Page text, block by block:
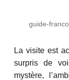
guide-
La visite est
surpris de
mystère,